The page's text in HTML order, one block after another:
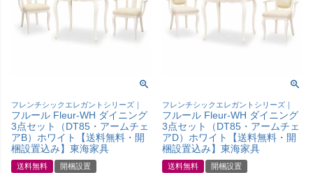
フレンチシックエレガントシリーズ｜
フルール Fleur-WH ダイニング
3点セット（DT85・アームチェ
アB）ホワイト【送料無料・開
梱設置込み】東海家具
送料無料 開梱設置
フレンチシックエレガントシリーズ｜
フルール Fleur-WH ダイニング
3点セット（DT85・アームチェ
アD）ホワイト【送料無料・開
梱設置込み】東海家具
送料無料 開梱設置